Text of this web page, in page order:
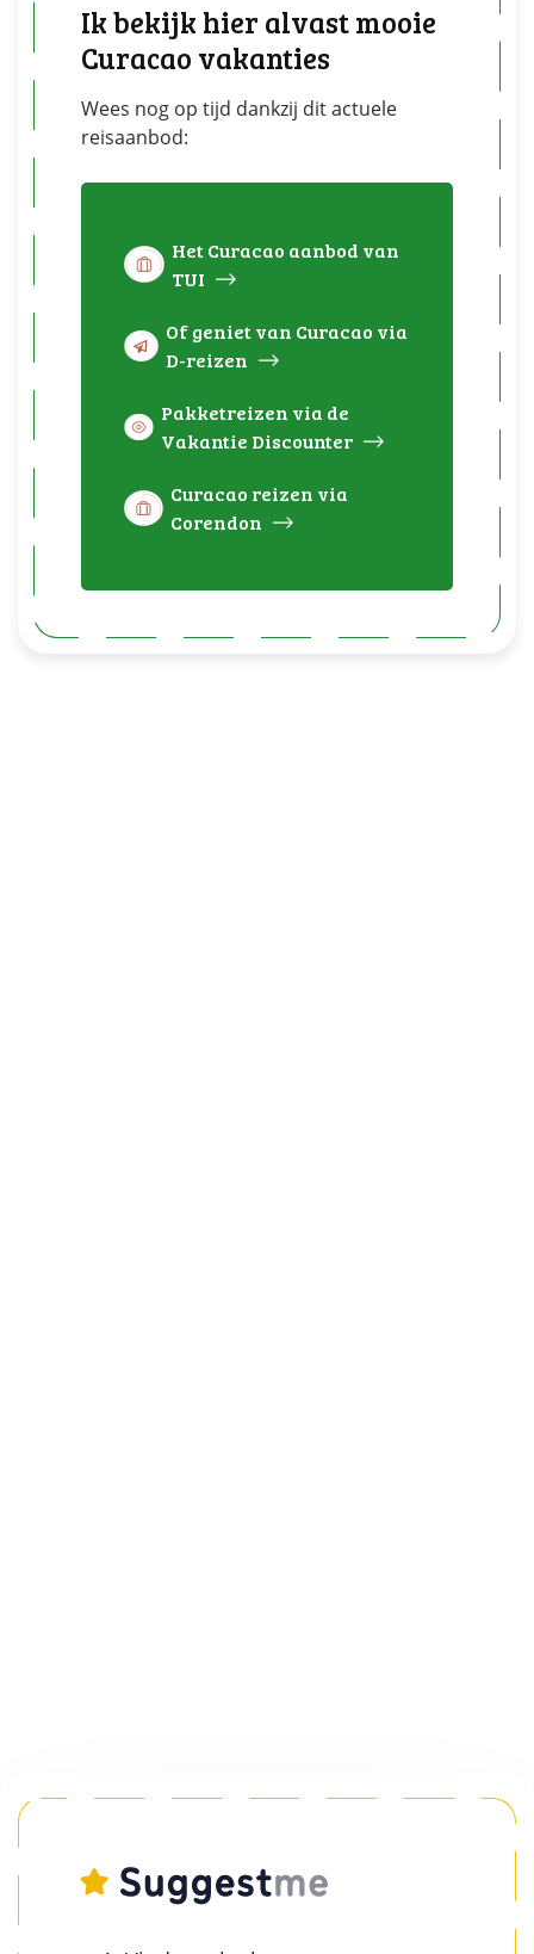
Ik bekijk hier alvast mooie
Curacao vakanties
Wees nog op tijd dankzij dit actuele
reisaanbod:
Het Curacao aanbod van
TUI
Of geniet van Curacao via
D-reizen
Pakketreizen via de
Vakantie Discounter
Curacao reizen via
Corendon